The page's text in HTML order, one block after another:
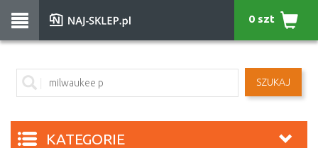
SZUKAJ
0 szt
KATEGORIE